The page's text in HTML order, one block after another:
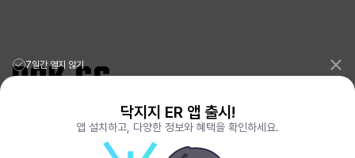
리그오브레전드 전적검색 포로지지PORO.GG
전략적팀전투 TFT 전적검색 롤체지지 LOLCHESS.GG
메이플스토리 종합통계MAPLE.GG
7일간 열지 않기
닥지지 ER 앱 출시!
앱 설치하고, 다양한 정보와 혜택을 확인하세요.